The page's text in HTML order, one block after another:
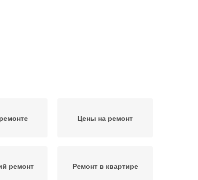
Цены на ремонт
ремонт Ремонт в квартире